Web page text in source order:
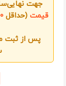
جهت
قیمت (حداقل
پس از ثبت